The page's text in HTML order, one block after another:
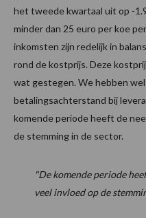
het tweede kwartaal uit op -
minder dan 25 euro per koe
inkomsten zijn redelijk in
rond de kostprijs. Deze
wat gestegen. We hebben
betalingsachterstand bij
komende periode heeft de
de stemming in de sector.
"De komende periode
veel invloed op de